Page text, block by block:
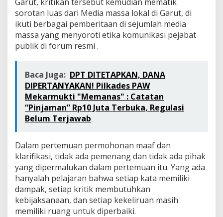
sorotan luas dari Media massa lokal di Garut, di
ikuti berbagai pemberitaan di sejumlah media
massa yang menyoroti etika komunikasi pejabat
publik di forum resmi .
Baca Juga: DPT DITETAPKAN, DANA
DIPERTANYAKAN! Pilkades PAW
Mekarmukti "Memanas" : Catatan
“Pinjaman” Rp10 Juta Terbuka, Regulasi
Belum Terjawab
Dalam pertemuan permohonan maaf dan
klarifikasi, tidak ada pemenang dan tidak ada pihak
yang dipermalukan dalam pertemuan itu. Yang ada
hanyalah pelajaran bahwa setiap kata memiliki
dampak, setiap kritik membutuhkan
kebijaksanaan, dan setiap kekeliruan masih
memiliki ruang untuk diperbaiki.